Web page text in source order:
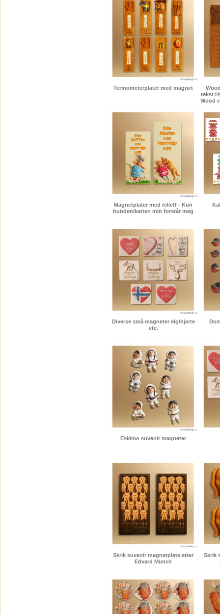
Termometerplater med magnet
tekst
Wood
Magnetplater med relieff - Kun
hunden/katten min forstår meg
Diverse små magneter elg/hjerte
etc.
Eskimo suvenir magneter
Skrik suvenir magnetplate etter
Edvard Munch
Skrik